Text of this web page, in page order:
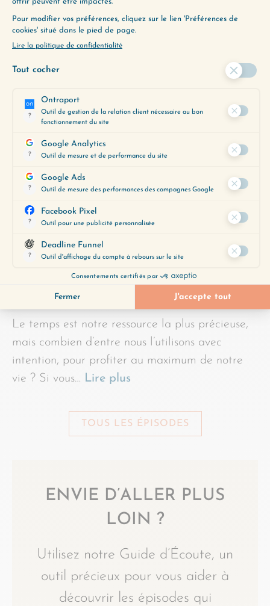
À ÉCOUTER AUSSI
Le temps est notre ressource la plus précieuse,
mais combien d’entre nous l’utilisons avec
intention, pour profiter au maximum de notre
vie ? Si vous… Lire plus
TOUS LES ÉPISODES
ENVIE D’ALLER PLUS
LOIN ?
Utilisez notre Guide d’Écoute, un
outil précieux pour vous aider à
découvrir les épisodes qui